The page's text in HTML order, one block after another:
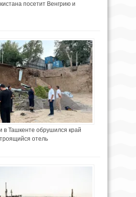
посетит Венгрию и
в Ташкенте обрушился край
отель